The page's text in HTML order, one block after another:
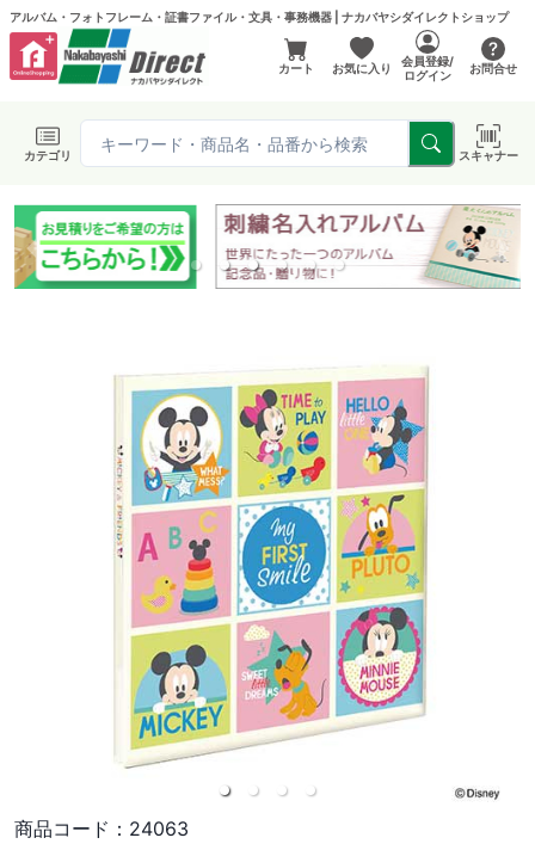
アルバム・フォトフレーム・証書ファイル・文具・事務機器 | ナカバヤシダイレクトショップ
カート お気に入り
会員登録/
ログイン
お問合せ
カテゴリ スキャナー
商品コード： 24063